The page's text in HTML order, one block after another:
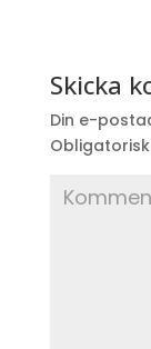
Skicka
Din e-